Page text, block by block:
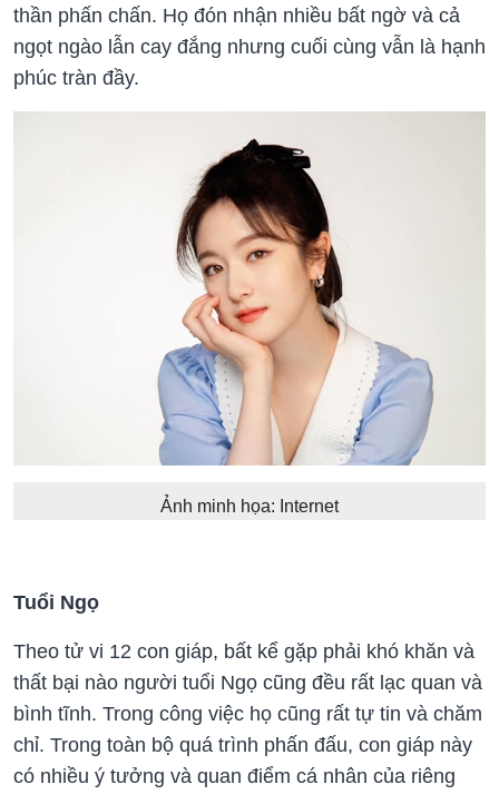
thần phấn chấn. Họ đón nhận nhiều bất ngờ và cả
ngọt ngào lẫn cay đắng nhưng cuối cùng vẫn là hạnh
phúc tràn đầy.
Ảnh minh họa: Internet
Tuổi Ngọ
Theo tử vi 12 con giáp, bất kể gặp phải khó khăn và
thất bại nào người tuổi Ngọ cũng đều rất lạc quan và
bình tĩnh. Trong công việc họ cũng rất tự tin và chăm
chỉ. Trong toàn bộ quá trình phấn đấu, con giáp này
có nhiều ý tưởng và quan điểm cá nhân của riêng